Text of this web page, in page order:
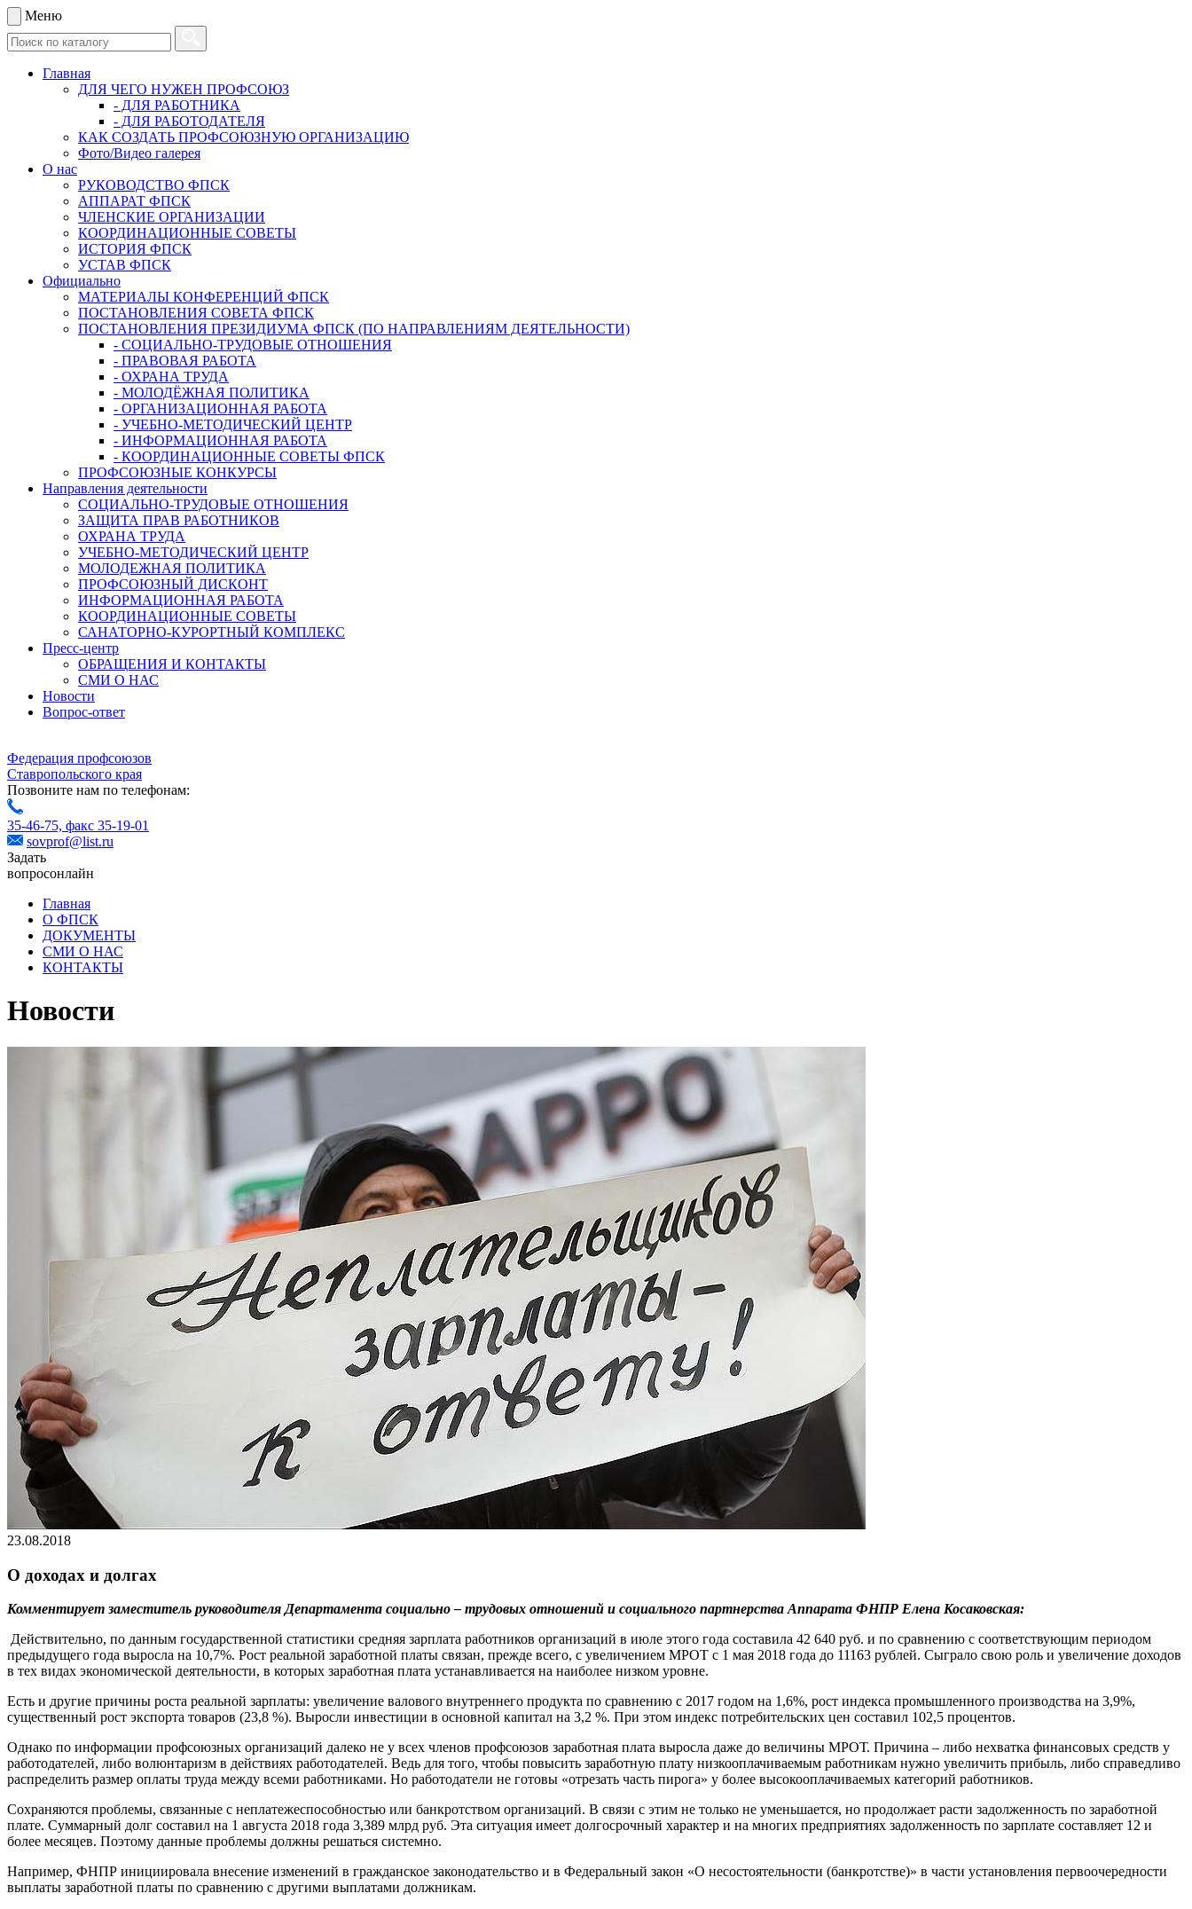
Меню
Главная
ДЛЯ ЧЕГО НУЖЕН ПРОФСОЮЗ
- ДЛЯ РАБОТНИКА
- ДЛЯ РАБОТОДАТЕЛЯ
КАК СОЗДАТЬ ПРОФСОЮЗНУЮ ОРГАНИЗАЦИЮ
Фото/Видео галерея
О нас
РУКОВОДСТВО ФПСК
АППАРАТ ФПСК
ЧЛЕНСКИЕ ОРГАНИЗАЦИИ
КООРДИНАЦИОННЫЕ СОВЕТЫ
ИСТОРИЯ ФПСК
УСТАВ ФПСК
Официально
МАТЕРИАЛЫ КОНФЕРЕНЦИЙ ФПСК
ПОСТАНОВЛЕНИЯ СОВЕТА ФПСК
ПОСТАНОВЛЕНИЯ ПРЕЗИДИУМА ФПСК (ПО НАПРАВЛЕНИЯМ ДЕЯТЕЛЬНОСТИ)
- СОЦИАЛЬНО-ТРУДОВЫЕ ОТНОШЕНИЯ
- ПРАВОВАЯ РАБОТА
- ОХРАНА ТРУДА
- МОЛОДЁЖНАЯ ПОЛИТИКА
- ОРГАНИЗАЦИОННАЯ РАБОТА
- УЧЕБНО-МЕТОДИЧЕСКИЙ ЦЕНТР
- ИНФОРМАЦИОННАЯ РАБОТА
- КООРДИНАЦИОННЫЕ СОВЕТЫ ФПСК
ПРОФСОЮЗНЫЕ КОНКУРСЫ
Направления деятельности
СОЦИАЛЬНО-ТРУДОВЫЕ ОТНОШЕНИЯ
ЗАЩИТА ПРАВ РАБОТНИКОВ
ОХРАНА ТРУДА
УЧЕБНО-МЕТОДИЧЕСКИЙ ЦЕНТР
МОЛОДЕЖНАЯ ПОЛИТИКА
ПРОФСОЮЗНЫЙ ДИСКОНТ
ИНФОРМАЦИОННАЯ РАБОТА
КООРДИНАЦИОННЫЕ СОВЕТЫ
САНАТОРНО-КУРОРТНЫЙ КОМПЛЕКС
Пресс-центр
ОБРАЩЕНИЯ И КОНТАКТЫ
СМИ О НАС
Новости
Вопрос-ответ
Федерация профсоюзов
Ставропольского края
Позвоните нам по телефонам:
35-46-75, факс 35-19-01
sovprof@list.ru
Задать
вопросонлайн
Главная
О ФПСК
ДОКУМЕНТЫ
СМИ О НАС
КОНТАКТЫ
Новости
23.08.2018
О доходах и долгах
Комментирует заместитель руководителя Департамента социально – трудовых отношений и социального партнерства Аппарата ФНПР Елена Косаковская:
Действительно, по данным государственной статистики средняя зарплата работников организаций в июле этого года составила 42 640 руб. и по сравнению с соответствующим периодом
предыдущего года выросла на 10,7%. Рост реальной заработной платы связан, прежде всего, с увеличением МРОТ с 1 мая 2018 года до 11163 рублей. Сыграло свою роль и увеличение доходов
в тех видах экономической деятельности, в которых заработная плата устанавливается на наиболее низком уровне.
Есть и другие причины роста реальной зарплаты: увеличение валового внутреннего продукта по сравнению с 2017 годом на 1,6%, рост индекса промышленного производства на 3,9%,
существенный рост экспорта товаров (23,8 %). Выросли инвестиции в основной капитал на 3,2 %. При этом индекс потребительских цен составил 102,5 процентов.
Однако по информации профсоюзных организаций далеко не у всех членов профсоюзов заработная плата выросла даже до величины МРОТ. Причина – либо нехватка финансовых средств у
работодателей, либо волюнтаризм в действиях работодателей. Ведь для того, чтобы повысить заработную плату низкооплачиваемым работникам нужно увеличить прибыль, либо справедливо
распределить размер оплаты труда между всеми работниками. Но работодатели не готовы «отрезать часть пирога» у более высокооплачиваемых категорий работников.
Сохраняются проблемы, связанные с неплатежеспособностью или банкротством организаций. В связи с этим не только не уменьшается, но продолжает расти задолженность по заработной
плате. Суммарный долг составил на 1 августа 2018 года 3,389 млрд руб. Эта ситуация имеет долгосрочный характер и на многих предприятиях задолженность по зарплате составляет 12 и
более месяцев. Поэтому данные проблемы должны решаться системно.
Например, ФНПР инициировала внесение изменений в гражданское законодательство и в Федеральный закон «О несостоятельности (банкротстве)» в части установления первоочередности
выплаты заработной платы по сравнению с другими выплатами должникам.